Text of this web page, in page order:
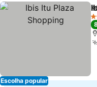
Escolha popular
3